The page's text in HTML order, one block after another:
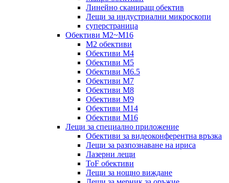
Линейно сканиращ обектив
Лещи за индустриални микроскопи
суперстраница
Обективи M2~M16
M2 обективи
Обективи M4
Обективи M5
Обективи M6.5
Обективи M7
Обективи M8
Обективи M9
Обективи M14
Обективи M16
Лещи за специално приложение
Обективи за видеоконферентна връзка
Лещи за разпознаване на ириса
Лазерни лещи
ToF обективи
Лещи за нощно виждане